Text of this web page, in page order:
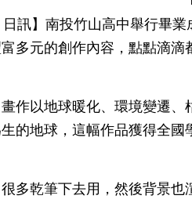
日訊】南投竹山高中舉行畢
多元的創作內容，點點滴滴
作以地球暖化、環境變遷、
的地球，這幅作品獲得全國
多乾筆下去用，然後背景也